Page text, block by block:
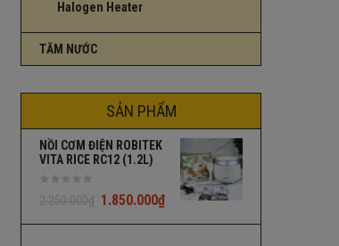
Halogen Heater
TĂM NƯỚC
SẢN PHẨM
NỒI CƠM ĐIỆN ROBITEK
VITA RICE RC12 (1.2L)
2.250.000₫ 1.850.000₫